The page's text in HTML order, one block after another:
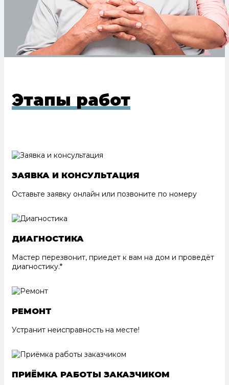
Этапы работ
ЗАЯВКА И КОНСУЛЬТАЦИЯ
Оставьте заявку онлайн или позвоните по номеру
ДИАГНОСТИКА
Мастер перезвонит, приедет к вам на дом и проведёт
диагностику.*
РЕМОНТ
Устранит неисправность на месте!
ПРИЁМКА РАБОТЫ ЗАКАЗЧИКОМ